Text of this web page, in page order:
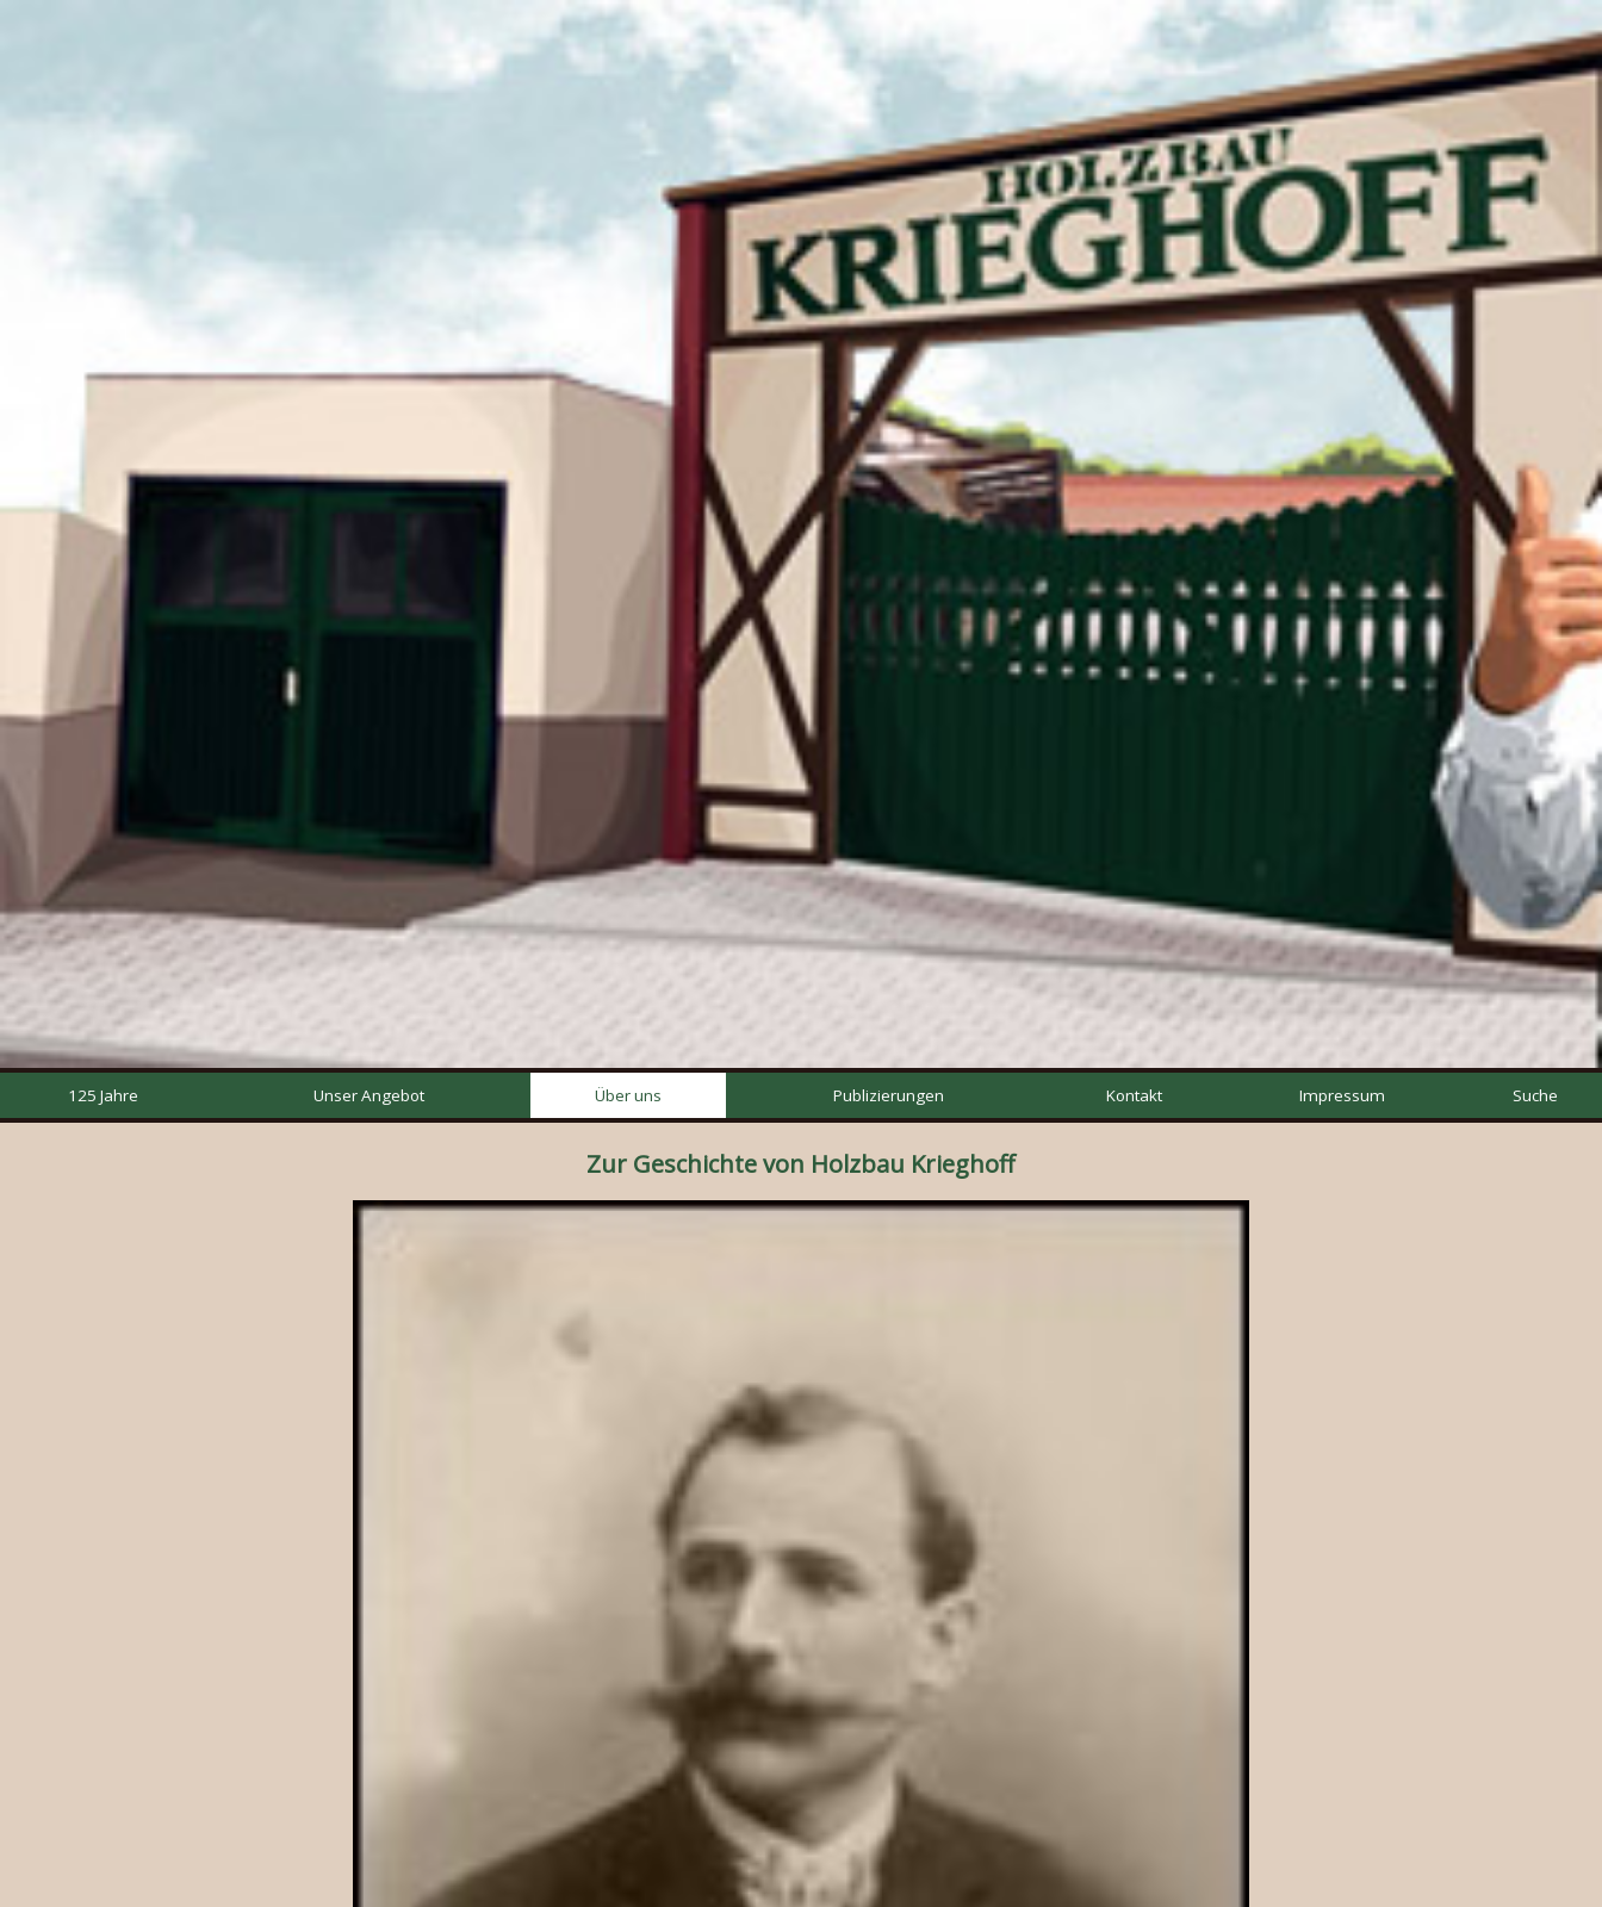
125 Jahre Unser Angebot Über uns Publizierungen Kontakt Impressum Suche
Zur Geschichte von Holzbau Krieghoff